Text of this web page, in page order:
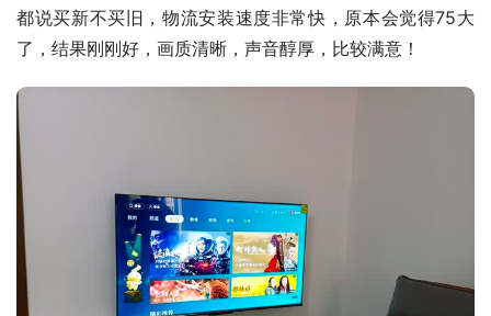
都说买新不买旧，物流安装速度非常快，原本会觉得75大
了，结果刚刚好，画质清晰，声音醇厚，比较满意！